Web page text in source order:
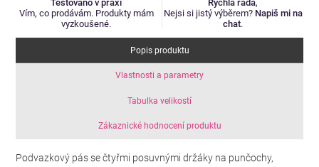
Testováno v praxi
Vím, co prodávám. Produkty mám
vyzkoušené.
Rychlá rada,
Nejsi si jistý výběrem? Napiš mi na
chat.
Popis produktu
Vlastnosti a parametry
Tabulka velikostí
Zákaznické hodnocení produktu
Podvazkový pás se čtyřmi posuvnými držáky na punčochy,